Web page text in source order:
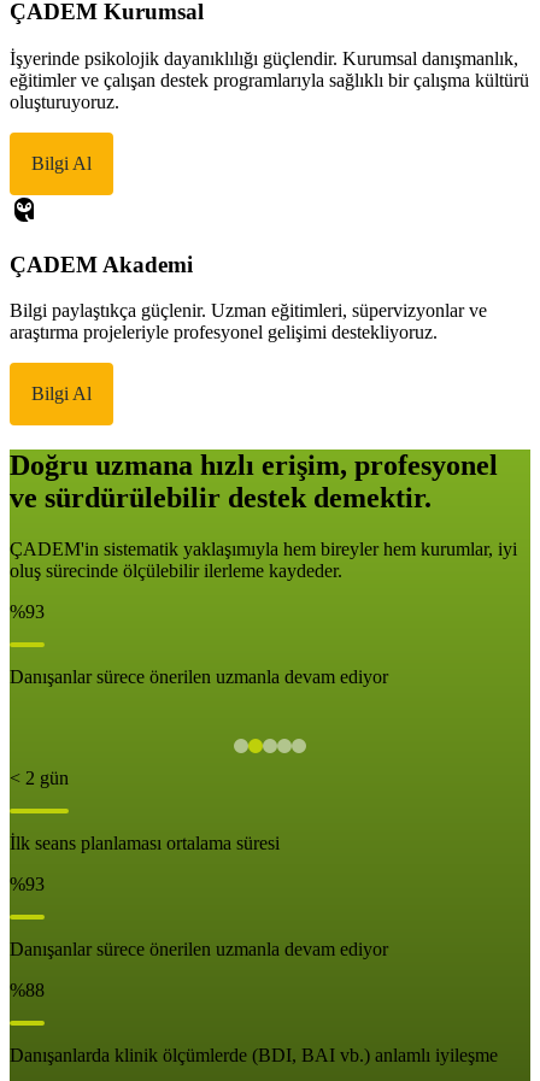
ÇADEM Kurumsal
İşyerinde psikolojik dayanıklılığı güçlendir. Kurumsal danışmanlık,
eğitimler ve çalışan destek programlarıyla sağlıklı bir çalışma kültürü
oluşturuyoruz.
Bilgi Al
ÇADEM Akademi
Bilgi paylaştıkça güçlenir. Uzman eğitimleri, süpervizyonlar ve
araştırma projeleriyle profesyonel gelişimi destekliyoruz.
Bilgi Al
Doğru uzmana hızlı erişim, profesyonel
ve sürdürülebilir destek demektir.
ÇADEM'in sistematik yaklaşımıyla hem bireyler hem kurumlar, iyi
oluş sürecinde ölçülebilir ilerleme kaydeder.
%93
Danışanlar sürece önerilen uzmanla devam ediyor
< 2 gün
İlk seans planlaması ortalama süresi
%93
Danışanlar sürece önerilen uzmanla devam ediyor
%88
Danışanlarda klinik ölçümlerde (BDI, BAI vb.) anlamlı iyileşme